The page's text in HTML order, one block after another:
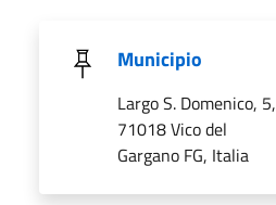
Municipio
Largo S. Domenico, 5,
71018 Vico del
Gargano FG, Italia